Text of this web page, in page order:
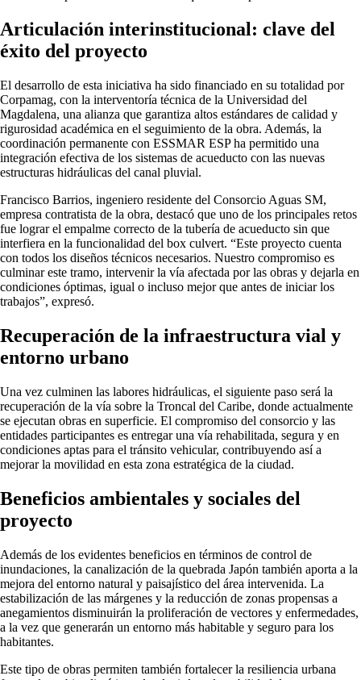
Articulación interinstitucional: clave del
éxito del proyecto
El desarrollo de esta iniciativa ha sido financiado en su totalidad por
Corpamag, con la interventoría técnica de la Universidad del
Magdalena, una alianza que garantiza altos estándares de calidad y
rigurosidad académica en el seguimiento de la obra. Además, la
coordinación permanente con ESSMAR ESP ha permitido una
integración efectiva de los sistemas de acueducto con las nuevas
estructuras hidráulicas del canal pluvial.
Francisco Barrios, ingeniero residente del Consorcio Aguas SM,
empresa contratista de la obra, destacó que uno de los principales retos
fue lograr el empalme correcto de la tubería de acueducto sin que
interfiera en la funcionalidad del box culvert. “Este proyecto cuenta
con todos los diseños técnicos necesarios. Nuestro compromiso es
culminar este tramo, intervenir la vía afectada por las obras y dejarla en
condiciones óptimas, igual o incluso mejor que antes de iniciar los
trabajos”, expresó.
Recuperación de la infraestructura vial y
entorno urbano
Una vez culminen las labores hidráulicas, el siguiente paso será la
recuperación de la vía sobre la Troncal del Caribe, donde actualmente
se ejecutan obras en superficie. El compromiso del consorcio y las
entidades participantes es entregar una vía rehabilitada, segura y en
condiciones aptas para el tránsito vehicular, contribuyendo así a
mejorar la movilidad en esta zona estratégica de la ciudad.
Beneficios ambientales y sociales del
proyecto
Además de los evidentes beneficios en términos de control de
inundaciones, la canalización de la quebrada Japón también aporta a la
mejora del entorno natural y paisajístico del área intervenida. La
estabilización de las márgenes y la reducción de zonas propensas a
anegamientos disminuirán la proliferación de vectores y enfermedades,
a la vez que generarán un entorno más habitable y seguro para los
habitantes.
Este tipo de obras permiten también fortalecer la resiliencia urbana